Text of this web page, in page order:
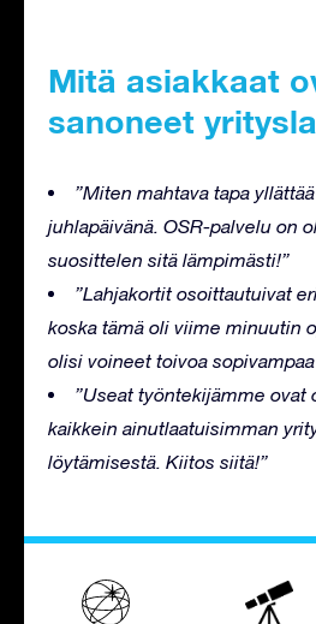
Mitä asiakkaat
sanoneet
”Miten mahtava tapa
juhlapäivänä. OSR-palvelu on
suosittelen sitä lämpimästi!”
”Lahjakortit osoittautuivat
koska tämä oli viime minuutin
olisi voineet toivoa
”Useat työntekijämme ovat
kaikkein ainutlaatuisimman
löytämisestä. Kiitos siitä!”